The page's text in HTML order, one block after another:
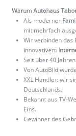
Warum Autohaus
Als moderner
mit mehrfach
Wir verbinden das
innovativem
Seit über 40
Von AutoBild
XXL Händler: wir
Deutschlands.
Bekannt aus TV-
Eins.
Gewinner des